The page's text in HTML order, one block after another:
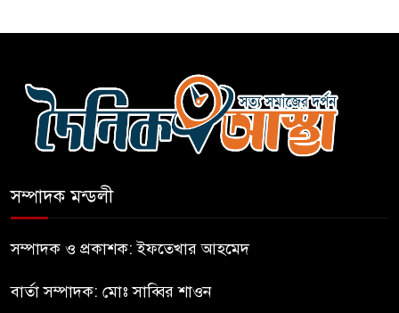
কিশোর
৬
ভারত থেকে আসছে ২ দশমিক ৩
অভাব
বহিষ্কৃত জামাত নেতার কর্মীরা যোগ
সম্পাদক মন্ডলী
সম্পাদক ও প্রকাশক: ইফতেখার আহমেদ
বার্তা সম্পাদক: মোঃ সাব্বির শাওন